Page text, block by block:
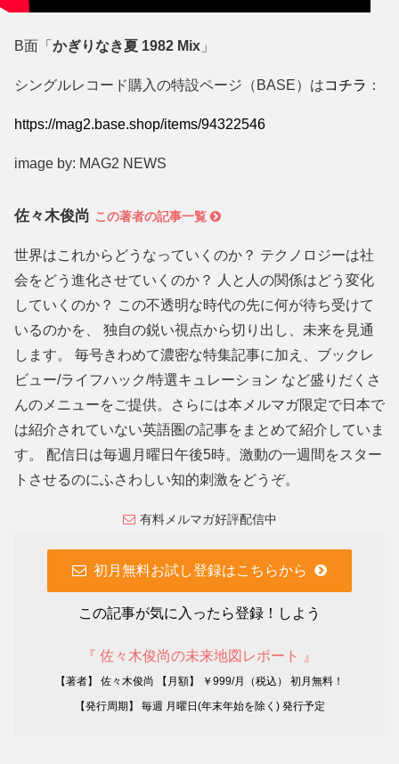
B面「 かぎりなき夏 1982 Mix 」
シングルレコード購入の特設ページ（BASE）はコチラ ：
https://mag2.base.shop/items/94322546
image by: MAG2 NEWS
佐々木俊尚 この著者の記事一覧
世界はこれからどうなっていくのか？ テクノロジーは社
会をどう進化させていくのか？ 人と人の関係はどう変化
していくのか？ この不透明な時代の先に何が待ち受けて
いるのかを、 独自の鋭い視点から切り出し、未来を見通
します。 毎号きわめて濃密な特集記事に加え、ブックレ
ビュー/ライフハック/特選キュレーション など盛りだくさ
んのメニューをご提供。さらには本メルマガ限定で日本で
は紹介されていない英語圏の記事をまとめて紹介していま
す。 配信日は毎週月曜日午後5時。激動の一週間をスター
トさせるのにふさわしい知的刺激をどうぞ。
有料メルマガ好評配信中
初月無料お試し登録はこちらから
この記事が気に入ったら登録！しよう
『 佐々木俊尚の未来地図レポート 』
【著者】 佐々木俊尚 【月額】 ￥999/月（税込） 初月無料！
【発行周期】 毎週 月曜日(年末年始を除く) 発行予定